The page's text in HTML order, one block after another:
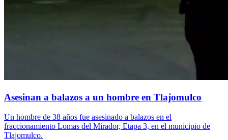
Asesinan a balazos a un hombre en Tlajomulco
Un hombre de 38 años fue asesinado a balazos en el
fraccionamiento Lomas del Mirador, Etapa 3, en el municipio de
Tlajomulco.